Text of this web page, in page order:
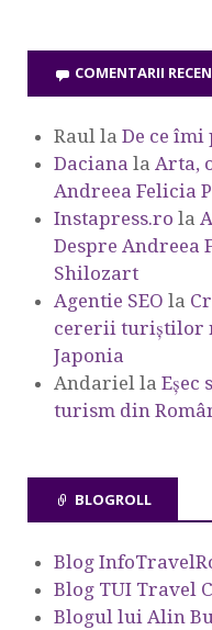
COMENTARII
Raul la De ce îmi
Daciana la Arta,
Andreea Felicia
Instapress.ro la
Despre Andreea
Shilozart
Agentie SEO la
cererii turiștilor
Japonia
Andariel la Eşec
turism din
BLOGROLL
Blog
Blog TUI Travel
Blogul lui Alin